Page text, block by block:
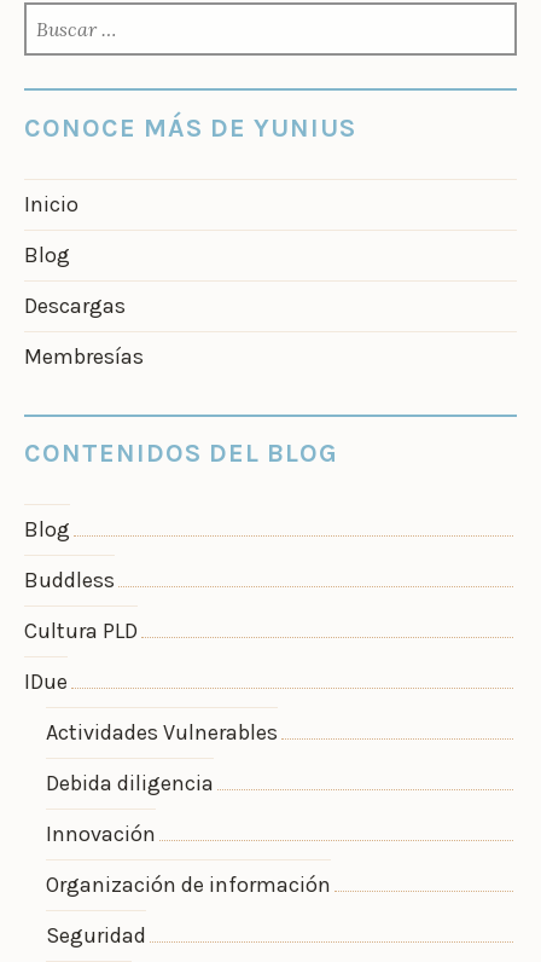
CONOCE MÁS DE YUNIUS
Inicio
Blog
Descargas
Membresías
CONTENIDOS DEL BLOG
Blog
Buddless
Cultura PLD
IDue
Actividades Vulnerables
Debida diligencia
Innovación
Organización de información
Seguridad